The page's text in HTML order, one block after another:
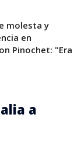
molesta y
en
Pinochet: "Era
a